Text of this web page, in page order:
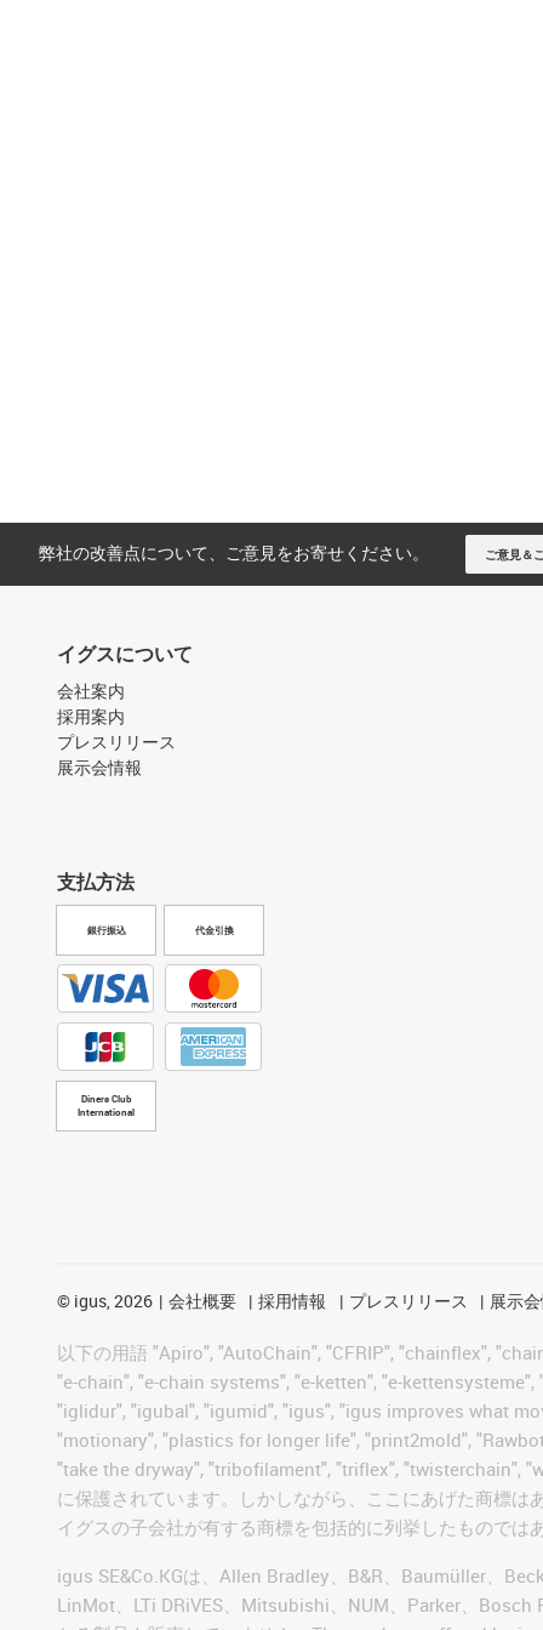
弊社の改善点について、ご意見をお寄せください。 ご意見＆
イグスについて
会社案内
採用案内
プレスリリース
展示会情報
支払方法
銀行振込 代金引換
Diners Club
International
© igus, 2026 会社概要 採用情報 プレスリリース 展示
以下の用語 "Apiro", "AutoChain", "CFRIP", "chainflex",
"e-chain", "e-chain systems", "e-ketten", "e-
"iglidur", "igubal", "igumid", "igus", "igus improves what
"motionary", "plastics for longer life", "print2mold",
"take the dryway", "tribofilament", "triflex", "twisterchain",
に保護されています。しかしながら、ここにあげた商標
イグスの子会社が有する商標を包括的に列挙したものでは
igus SE&Co.KGは、Allen Bradley、B&R、Baumüller、
LinMot、LTi DRiVES、Mitsubishi、NUM、Parker、